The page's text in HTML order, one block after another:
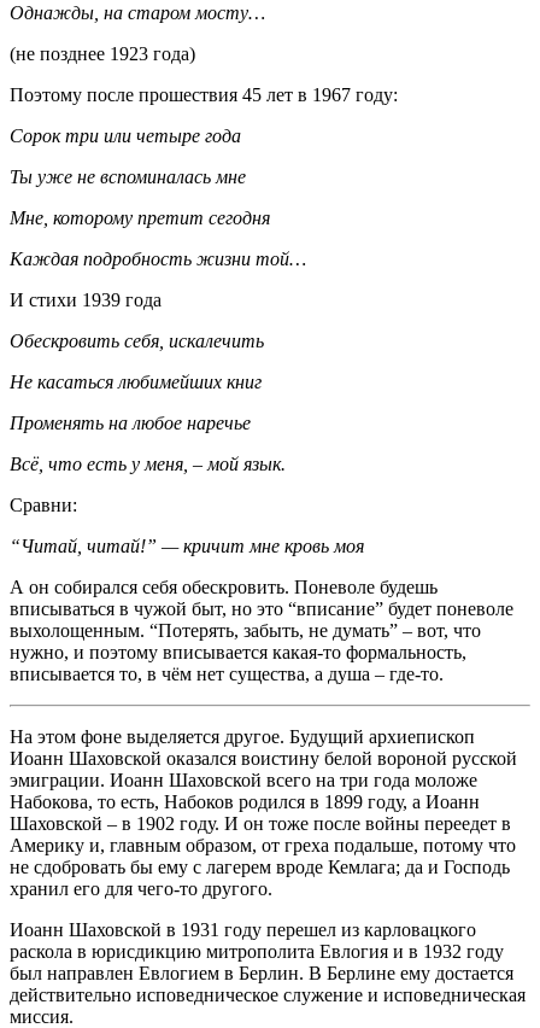
Однажды, на старом мосту…
(не позднее 1923 года)
Поэтому после прошествия 45 лет в 1967 году:
Сорок три или четыре года
Ты уже не вспоминалась мне
Мне, которому претит сегодня
Каждая подробность жизни той…
И стихи 1939 года
Обескровить себя, искалечить
Не касаться любимейших книг
Променять на любое наречье
Всё, что есть у меня, – мой язык.
Сравни:
“Читай, читай!” — кричит мне кровь моя
А он собирался себя обескровить. Поневоле будешь
вписываться в чужой быт, но это “вписание” будет поневоле
выхолощенным. “Потерять, забыть, не думать” – вот, что
нужно, и поэтому вписывается какая-то формальность,
вписывается то, в чём нет существа, а душа – где-то.
На этом фоне выделяется другое. Будущий архиепископ
Иоанн Шаховской оказался воистину белой вороной русской
эмиграции. Иоанн Шаховской всего на три года моложе
Набокова, то есть, Набоков родился в 1899 году, а Иоанн
Шаховской – в 1902 году. И он тоже после войны переедет в
Америку и, главным образом, от греха подальше, потому что
не сдобровать бы ему с лагерем вроде Кемлага; да и Господь
хранил его для чего-то другого.
Иоанн Шаховской в 1931 году перешел из карловацкого
раскола в юрисдикцию митрополита Евлогия и в 1932 году
был направлен Евлогием в Берлин. В Берлине ему достается
действительно исповедническое служение и исповедническая
миссия.